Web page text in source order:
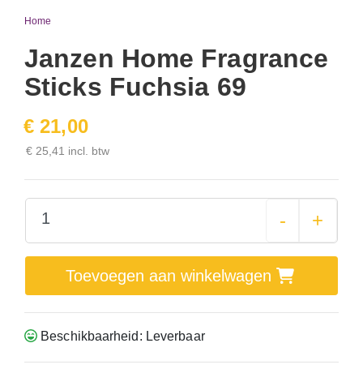
Home
Janzen Home Fragrance
Sticks Fuchsia 69
€ 21,00
€ 25,41 incl. btw
- +
Toevoegen aan winkelwagen
Beschikbaarheid: Leverbaar